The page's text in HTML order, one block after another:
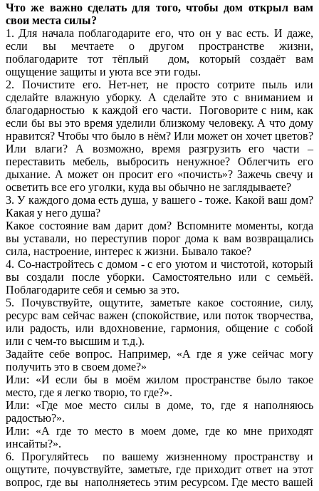
Что же важно сделать для того, чтобы дом открыл вам
свои места силы?
1. Для начала поблагодарите его, что он у вас есть. И даже,
если вы мечтаете о другом пространстве жизни,
поблагодарите тот тёплый дом, который создаёт вам
ощущение защиты и уюта все эти годы.
2. Почистите его. Нет-нет, не просто сотрите пыль или
сделайте влажную уборку. А сделайте это с вниманием и
благодарностью к каждой его части. Поговорите с ним, как
если бы вы это время уделили близкому человеку. А что дому
нравится? Чтобы что было в нём? Или может он хочет цветов?
Или влаги? А возможно, время разгрузить его части –
переставить мебель, выбросить ненужное? Облегчить его
дыхание. А может он просит его «почисть»? Зажечь свечу и
осветить все его уголки, куда вы обычно не заглядываете?
3. У каждого дома есть душа, у вашего - тоже. Какой ваш дом?
Какая у него душа?
Какое состояние вам дарит дом? Вспомните моменты, когда
вы уставали, но переступив порог дома к вам возвращались
сила, настроение, интерес к жизни. Бывало такое?
4. Со-настройтесь с домом - с его уютом и чистотой, который
вы создали после уборки. Самостоятельно или с семьёй.
Поблагодарите себя и семью за это.
5. Почувствуйте, ощутите, заметьте какое состояние, силу,
ресурс вам сейчас важен (спокойствие, или поток творчества,
или радость, или вдохновение, гармония, общение с собой
или с чем-то высшим и т.д.).
Задайте себе вопрос. Например, «А где я уже сейчас могу
получить это в своем доме?»
Или: «И если бы в моём жилом пространстве было такое
место, где я легко творю, то где?».
Или: «Где мое место силы в доме, то, где я наполняюсь
радостью?».
Или: «А где то место в моем доме, где ко мне приходят
инсайты?».
6. Прогуляйтесь по вашему жизненному пространству и
ощутите, почувствуйте, заметьте, где приходит ответ на этот
вопрос, где вы наполняетесь этим ресурсом. Где место вашей